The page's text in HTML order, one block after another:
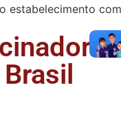
estabelecimento